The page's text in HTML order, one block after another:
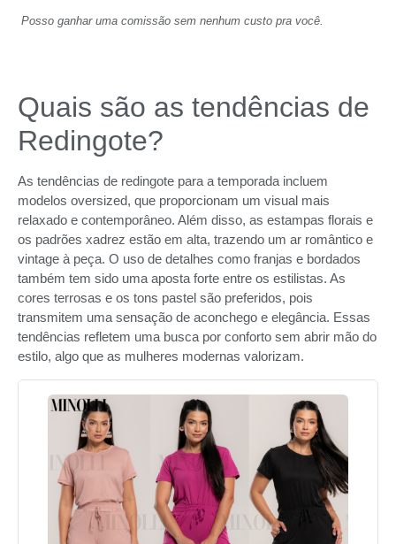
Posso ganhar uma comissão sem nenhum custo pra você.
Quais são as tendências de
Redingote?
As tendências de redingote para a temporada incluem
modelos oversized, que proporcionam um visual mais
relaxado e contemporâneo. Além disso, as estampas florais e
os padrões xadrez estão em alta, trazendo um ar romântico e
vintage à peça. O uso de detalhes como franjas e bordados
também tem sido uma aposta forte entre os estilistas. As
cores terrosas e os tons pastel são preferidos, pois
transmitem uma sensação de aconchego e elegância. Essas
tendências refletem uma busca por conforto sem abrir mão do
estilo, algo que as mulheres modernas valorizam.